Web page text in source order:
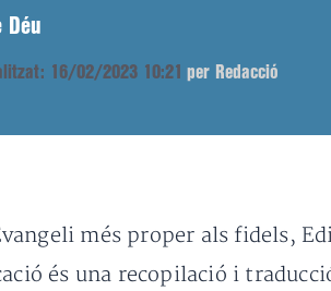
Déu
16/02/2023 10:21 per Redacció
més proper als fidels,
és una recopilació i